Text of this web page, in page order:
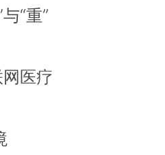
“重”
医疗